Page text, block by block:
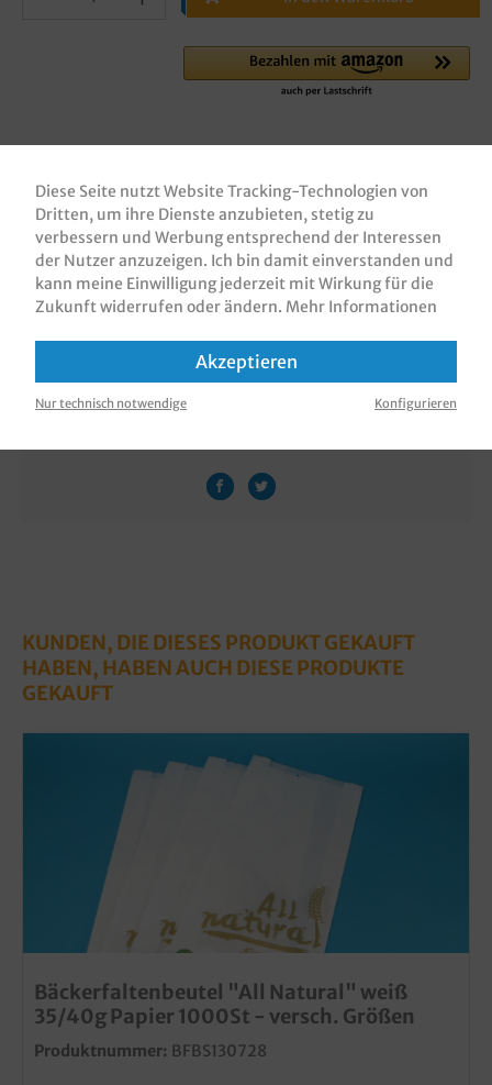
Beschreibung
Bäckerfaltenbeutel / Papierfaltenbeutel /
Bewertungen
KUNDEN, DIE DIESES PRODUKT GEKAUFT
HABEN, HABEN AUCH DIESE PRODUKTE
GEKAUFT
Bäckerfaltenbeutel "All Natural" weiß
35/40g Papier 1000St - versch. Größen
Produktnummer: BFBS130728
Diese Seite nutzt Website Tracking-Technologien von
Dritten, um ihre Dienste anzubieten, stetig zu
verbessern und Werbung entsprechend der Interessen
der Nutzer anzuzeigen. Ich bin damit einverstanden und
kann meine Einwilligung jederzeit mit Wirkung für die
Zukunft widerrufen oder ändern. Mehr Informationen
Akzeptieren
Nur technisch notwendige Konfigurieren